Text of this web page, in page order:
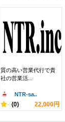
質の高い営業代行で貴
社の営業活...
NTR-sa..
- (0) 22,000円